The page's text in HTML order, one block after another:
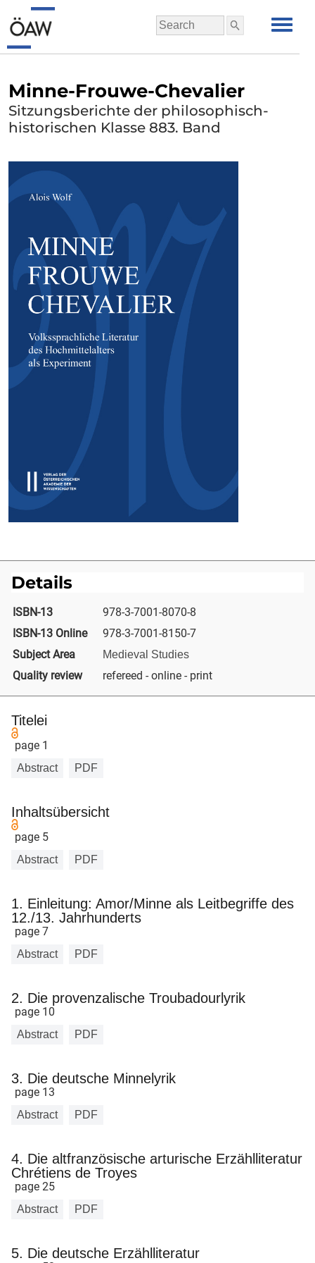
Minne-Frouwe-Chevalier
Sitzungsberichte der philosophisch-
historischen Klasse 883. Band
Details
ISBN-13
978-3-7001-8070-8
ISBN-13 Online
978-3-7001-8150-7
Subject Area
Medieval Studies
Quality review refereed - online - print
Titelei
page 1
Abstract PDF
Inhaltsübersicht
page 5
Abstract PDF
1. Einleitung: Amor/Minne als Leitbegriffe des
12./13. Jahrhunderts
page 7
Abstract PDF
2. Die provenzalische Troubadourlyrik
page 10
Abstract PDF
3. Die deutsche Minnelyrik
page 13
Abstract PDF
4. Die altfranzösische arturische Erzählliteratur
Chrétiens de Troyes
page 25
Abstract PDF
5. Die deutsche Erzählliteratur